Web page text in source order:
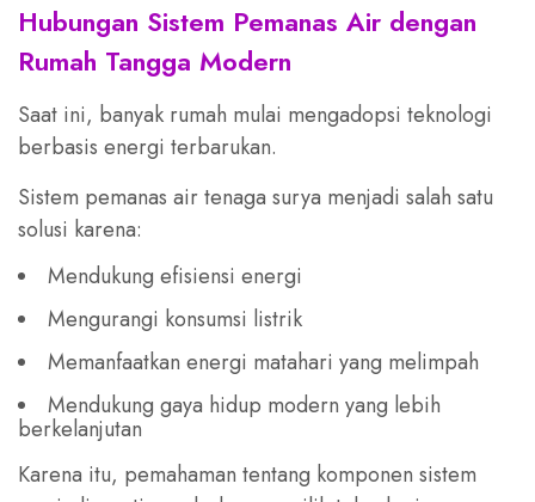
Hubungan Sistem Pemanas Air dengan
Rumah Tangga Modern
Saat ini, banyak rumah mulai mengadopsi teknologi
berbasis energi terbarukan.
Sistem pemanas air tenaga surya menjadi salah satu
solusi karena:
Mendukung efisiensi energi
Mengurangi konsumsi listrik
Memanfaatkan energi matahari yang melimpah
Mendukung gaya hidup modern yang lebih
berkelanjutan
Karena itu, pemahaman tentang komponen sistem